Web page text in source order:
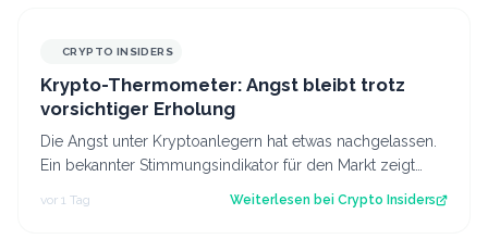
CRYPTO INSIDERS
Krypto-Thermometer: Angst bleibt trotz
vorsichtiger Erholung
Die Angst unter Kryptoanlegern hat etwas nachgelassen.
Ein bekannter Stimmungsindikator für den Markt zeigt
vor 1 Tag Weiterlesen bei Crypto Insiders